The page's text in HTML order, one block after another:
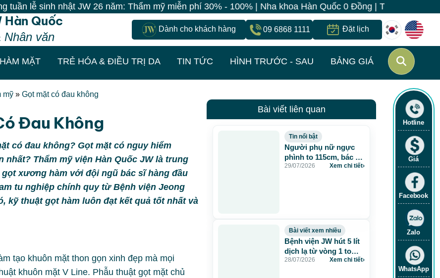
sinh nhật JW 26 năm: Thẩm mỹ miễn phí 30% - 100% | Nha khoa Hàn Quốc 0 Đồng | Trẻ hóa da đồng giá
Hàn Quốc
Nhân văn
Dành cho khách hàng 09 6868 1111 Đặt lịch
MẶT TRẺ HÓA & ĐIỀU TRỊ DA TIN TỨC HÌNH TRƯỚC - SAU BẢNG GIÁ
mỹ » Gọt mặt có đau không
Đau Không
có đau không? Gọt mặt có nguy hiểm
Thẩm mỹ viện Hàn Quốc JW là trung
xương hàm với đội ngũ bác sĩ hàng đầu
tu nghiệp chính quy từ Bệnh viện Jeong
kỹ thuật gọt hàm luôn đạt kết quả tốt nhất và
tạo khuôn mặt thon gọn xinh đẹp mà mọi
khuôn mặt V Line. Phẫu thuật gọt mặt chủ
Bài viết liên quan
Tin nổi bật
Người phụ nữ ngực
phình to 115cm, bác sĩ
JW lấy gần 5 lít dịch và
29/07/2026 Xem chi tiết›
Bài viết xem nhiều
Bệnh viện JW hút 5 lít
dịch lạ từ vòng 1 to
115cm do tiêm mỡ
28/07/2026 Xem chi tiết›
Hotline
Giá
Facebook
Zalo
WhatsApp